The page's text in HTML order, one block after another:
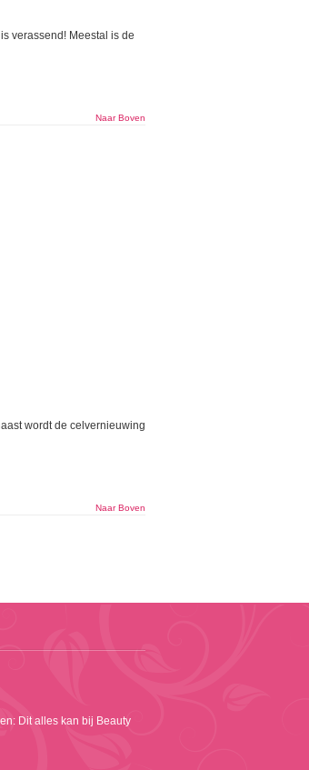
verassend! Meestal is de
Naar Boven
wordt de celvernieuwing
Naar Boven
Dit alles kan bij Beauty